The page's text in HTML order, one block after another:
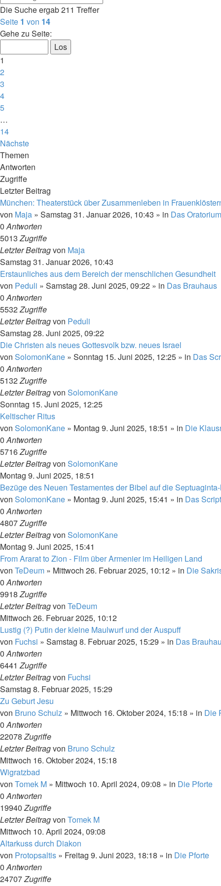
Die Suche ergab 211 Treffer
Seite 1 von 14
Gehe zu Seite:
1
2
3
4
5
…
14
Nächste
Themen
Antworten
Zugriffe
Letzter Beitrag
München: Theaterstück über Zusammenleben in
von Maja » Samstag 31. Januar 2026, 10:43 » in Das Oratorium
0Antworten
5013Zugriffe
Letzter Beitragvon Maja
Samstag 31. Januar 2026, 10:43
Erstaunliches aus dem Bereich der menschlichen Gesundheit
von Peduli » Samstag 28. Juni 2025, 09:22 » in Das Brauhaus
0Antworten
5532Zugriffe
Letzter Beitragvon Peduli
Samstag 28. Juni 2025, 09:22
Die Christen als neues Gottesvolk bzw. neues Israel
von SolomonKane » Sonntag 15. Juni 2025, 12:25 » in Das
0Antworten
5132Zugriffe
Letzter Beitragvon SolomonKane
Sonntag 15. Juni 2025, 12:25
Keltischer Ritus
von SolomonKane » Montag 9. Juni 2025, 18:51 » in Die
0Antworten
5716Zugriffe
Letzter Beitragvon SolomonKane
Montag 9. Juni 2025, 18:51
Bezüge des Neuen Testamentes der Bibel auf die
von SolomonKane » Montag 9. Juni 2025, 15:41 » in Das
0Antworten
4807Zugriffe
Letzter Beitragvon SolomonKane
Montag 9. Juni 2025, 15:41
From Ararat to Zion - Film über Armenier im Heiligen Land
von TeDeum » Mittwoch 26. Februar 2025, 10:12 » in Die
0Antworten
9918Zugriffe
Letzter Beitragvon TeDeum
Mittwoch 26. Februar 2025, 10:12
Lustig (?) Putin der kleine Maulwurf und der Auspuff
von Fuchsi » Samstag 8. Februar 2025, 15:29 » in Das
0Antworten
6441Zugriffe
Letzter Beitragvon Fuchsi
Samstag 8. Februar 2025, 15:29
Zu Geburt Jesu
von Bruno Schulz » Mittwoch 16. Oktober 2024, 15:18 » in Die
0Antworten
22078Zugriffe
Letzter Beitragvon Bruno Schulz
Mittwoch 16. Oktober 2024, 15:18
Wigratzbad
von Tomek M » Mittwoch 10. April 2024, 09:08 » in Die Pforte
0Antworten
19940Zugriffe
Letzter Beitragvon Tomek M
Mittwoch 10. April 2024, 09:08
Altarkuss durch Diakon
von Protopsaltis » Freitag 9. Juni 2023, 18:18 » in Die Pforte
0Antworten
24707Zugriffe